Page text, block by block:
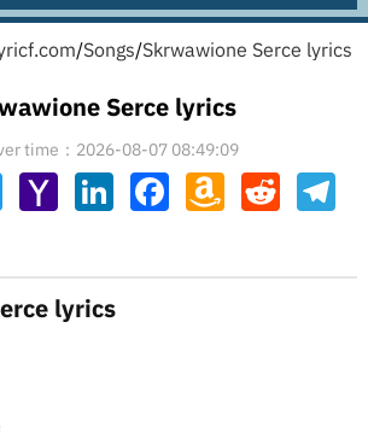
/Songs/Skrwawione Serce lyrics
Serce lyrics
time：2026-08-07 08:49:09
TwitterYahoo
Mail
LinkedInFacebookAmazon
Wish
Reddit
lyrics